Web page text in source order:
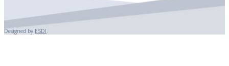
Designed by ESDI.